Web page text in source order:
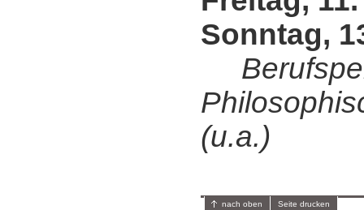
Sonntag,
(u.a.)
nach oben Seite drucken